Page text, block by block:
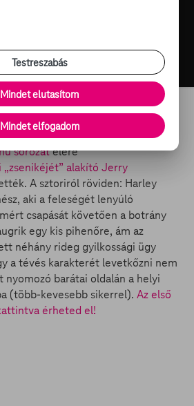
egyike volt, amikor a
detektív kalandjait
sorozatélére
„zsenikéjét” alakító Jerry
A sztoriról röviden: Harley
aki a feleségét lenyúló
csapását követően a botrány
egy kis pihenőre, ám az
néhány rideg gyilkossági ügy
a tévés karakterét levetkőzni nem
barátai oldalán a helyi
(több-kevesebb sikerrel). Az első
érheted el!
Testreszabás
Mindet elutasítom
Mindet elfogadom